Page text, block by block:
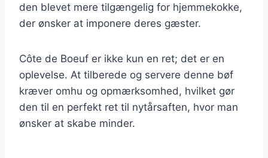
den blevet mere tilgængelig for hjemmekokke,
der ønsker at imponere deres gæster.
Côte de Boeuf er ikke kun en ret; det er en
oplevelse. At tilberede og servere denne bøf
kræver omhu og opmærksomhed, hvilket gør
den til en perfekt ret til nytårsaften, hvor man
ønsker at skabe minder.